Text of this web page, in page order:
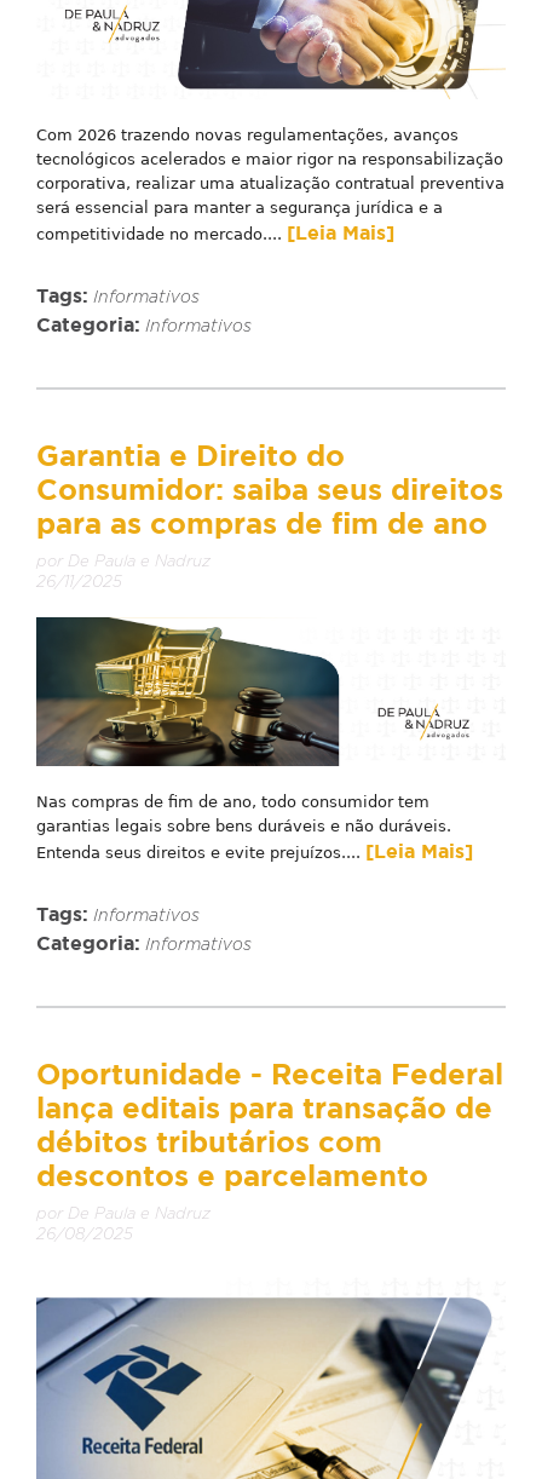
Com 2026 trazendo novas regulamentações, avanços
tecnológicos acelerados e maior rigor na responsabilização
corporativa, realizar uma atualização contratual preventiva
será essencial para manter a segurança jurídica e a
competitividade no mercado.... [Leia Mais]
Tags: Informativos
Categoria: Informativos
Garantia e Direito do
Consumidor: saiba seus direitos
para as compras de fim de ano
por De Paula e Nadruz
26/11/2025
Nas compras de fim de ano, todo consumidor tem
garantias legais sobre bens duráveis e não duráveis.
Entenda seus direitos e evite prejuízos.... [Leia Mais]
Tags: Informativos
Categoria: Informativos
Oportunidade - Receita Federal
lança editais para transação de
débitos tributários com
descontos e parcelamento
por De Paula e Nadruz
26/08/2025